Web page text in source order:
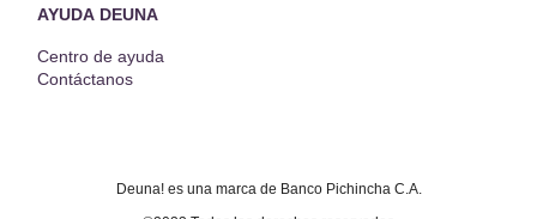
AYUDA DEUNA
Centro de ayuda
Contáctanos
Deuna! es una marca de Banco Pichincha C.A.